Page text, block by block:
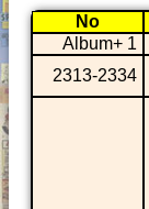
No
Album+ 1
2313-2334